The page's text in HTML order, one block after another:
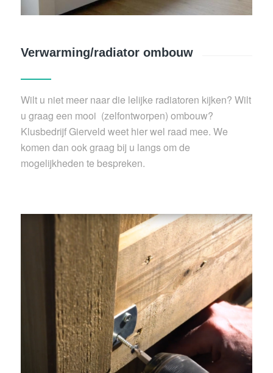
Verwarming/radiator ombouw
Wilt u niet meer naar die lelijke radiatoren kijken? Wilt
u graag een mooi (zelfontworpen) ombouw?
Klusbedrijf Gierveld weet hier wel raad mee. We
komen dan ook graag bij u langs om de
mogelijkheden te bespreken.